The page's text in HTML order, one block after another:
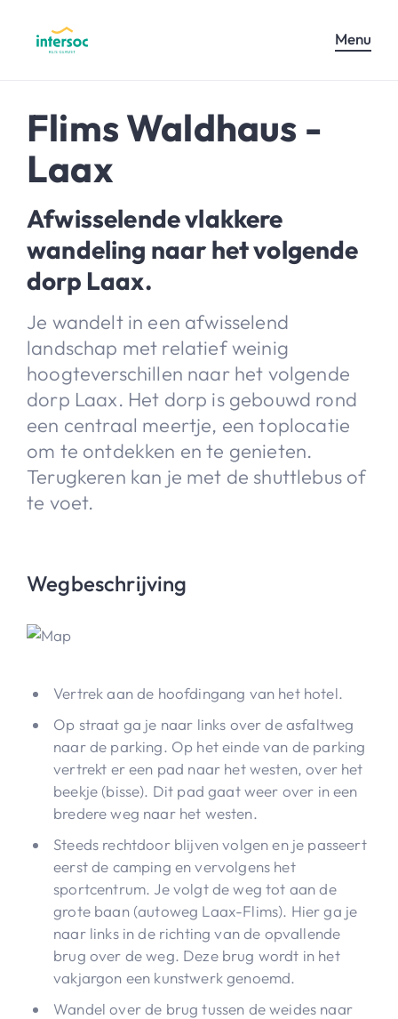
Menu
Flims Waldhaus -
Laax
Afwisselende vlakkere
wandeling naar het volgende
dorp Laax.
Je wandelt in een afwisselend
landschap met relatief weinig
hoogteverschillen naar het volgende
dorp Laax. Het dorp is gebouwd rond
een centraal meertje, een toplocatie
om te ontdekken en te genieten.
Terugkeren kan je met de shuttlebus of
te voet.
Wegbeschrijving
Vertrek aan de hoofdingang van het hotel.
Op straat ga je naar links over de asfaltweg
naar de parking. Op het einde van de parking
vertrekt er een pad naar het westen, over het
beekje (bisse). Dit pad gaat weer over in een
bredere weg naar het westen.
Steeds rechtdoor blijven volgen en je passeert
eerst de camping en vervolgens het
sportcentrum. Je volgt de weg tot aan de
grote baan (autoweg Laax-Flims). Hier ga je
naar links in de richting van de opvallende
brug over de weg. Deze brug wordt in het
vakjargon een kunstwerk genoemd.
Wandel over de brug tussen de weides naar